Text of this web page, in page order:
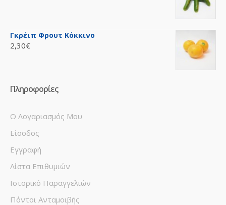
Γκρέιπ Φρουτ Κόκκινο
2,30€
Πληροφορίες
Ο Λογαριασμός Μου
Είσοδος
Εγγραφή
Λίστα Επιθυμιών
Ιστορικό Παραγγελιών
Πόντοι Ανταμοιβής